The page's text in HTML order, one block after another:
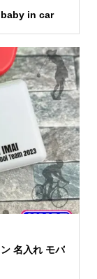
baby in car
名入れ モバ